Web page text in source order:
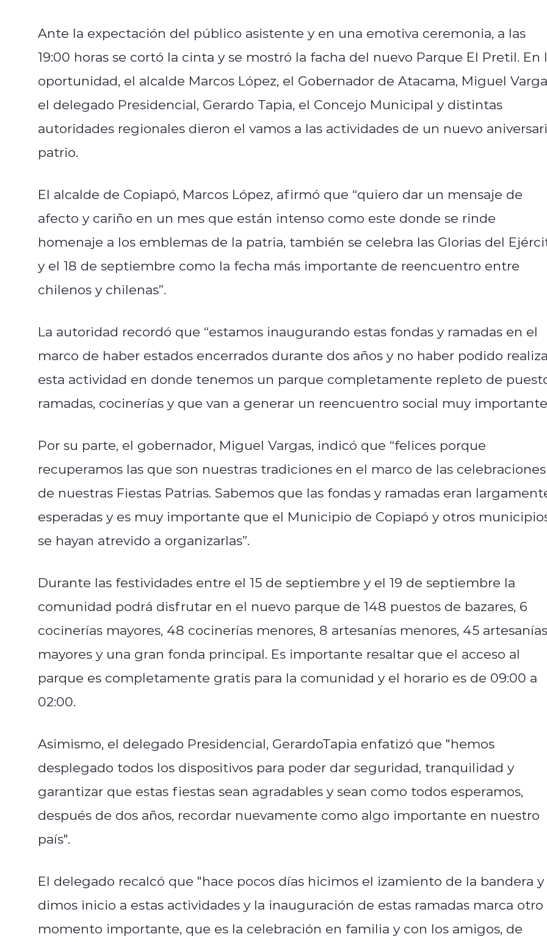
Ante la expectación del público asistente y en una emotiva ceremonia, a las
19:00 horas se cortó la cinta y se mostró la facha del nuevo Parque El Pretil. En
oportunidad, el alcalde Marcos López, el Gobernador de Atacama, Miguel
el delegado Presidencial, Gerardo Tapia, el Concejo Municipal y distintas
autoridades regionales dieron el vamos a las actividades de un nuevo
patrio.
El alcalde de Copiapó, Marcos López, afirmó que “quiero dar un mensaje de
afecto y cariño en un mes que están intenso como este donde se rinde
homenaje a los emblemas de la patria, también se celebra las Glorias del
y el 18 de septiembre como la fecha más importante de reencuentro entre
chilenos y chilenas”.
La autoridad recordó que “estamos inaugurando estas fondas y ramadas en el
marco de haber estados encerrados durante dos años y no haber podido
esta actividad en donde tenemos un parque completamente repleto de
ramadas, cocinerías y que van a generar un reencuentro social muy
Por su parte, el gobernador, Miguel Vargas, indicó que “felices porque
recuperamos las que son nuestras tradiciones en el marco de las celebraciones
de nuestras Fiestas Patrias. Sabemos que las fondas y ramadas eran
esperadas y es muy importante que el Municipio de Copiapó y otros
se hayan atrevido a organizarlas”.
Durante las festividades entre el 15 de septiembre y el 19 de septiembre la
comunidad podrá disfrutar en el nuevo parque de 148 puestos de bazares, 6
cocinerías mayores, 48 cocinerías menores, 8 artesanías menores, 45 artesanías
mayores y una gran fonda principal. Es importante resaltar que el acceso al
parque es completamente gratis para la comunidad y el horario es de 09:00 a
02:00.
Asimismo, el delegado Presidencial, GerardoTapia enfatizó que "hemos
desplegado todos los dispositivos para poder dar seguridad, tranquilidad y
garantizar que estas fiestas sean agradables y sean como todos esperamos,
después de dos años, recordar nuevamente como algo importante en nuestro
país".
El delegado recalcó que "hace pocos días hicimos el izamiento de la bandera y
dimos inicio a estas actividades y la inauguración de estas ramadas marca otro
momento importante, que es la celebración en familia y con los amigos, de